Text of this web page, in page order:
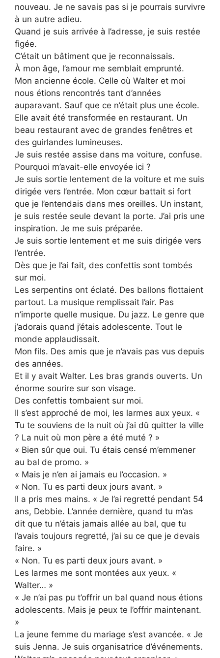
nouveau. Je ne savais pas si je pourrais survivre
à un autre adieu.
Quand je suis arrivée à l’adresse, je suis restée
figée.
C’était un bâtiment que je reconnaissais.
À mon âge, l’amour me semblait emprunté.
Mon ancienne école. Celle où Walter et moi
nous étions rencontrés tant d’années
auparavant. Sauf que ce n’était plus une école.
Elle avait été transformée en restaurant. Un
beau restaurant avec de grandes fenêtres et
des guirlandes lumineuses.
Je suis restée assise dans ma voiture, confuse.
Pourquoi m’avait-elle envoyée ici ?
Je suis sortie lentement de la voiture et me suis
dirigée vers l’entrée. Mon cœur battait si fort
que je l’entendais dans mes oreilles. Un instant,
je suis restée seule devant la porte. J’ai pris une
inspiration. Je me suis préparée.
Je suis sortie lentement et me suis dirigée vers
l’entrée.
Dès que je l’ai fait, des confettis sont tombés
sur moi.
Les serpentins ont éclaté. Des ballons flottaient
partout. La musique remplissait l’air. Pas
n’importe quelle musique. Du jazz. Le genre que
j’adorais quand j’étais adolescente. Tout le
monde applaudissait.
Mon fils. Des amis que je n’avais pas vus depuis
des années.
Et il y avait Walter. Les bras grands ouverts. Un
énorme sourire sur son visage.
Des confettis tombaient sur moi.
Il s’est approché de moi, les larmes aux yeux. «
Tu te souviens de la nuit où j’ai dû quitter la ville
? La nuit où mon père a été muté ? »
« Bien sûr que oui. Tu étais censé m’emmener
au bal de promo. »
« Mais je n’en ai jamais eu l’occasion. »
« Non. Tu es parti deux jours avant. »
Il a pris mes mains. « Je l’ai regretté pendant 54
ans, Debbie. L’année dernière, quand tu m’as
dit que tu n’étais jamais allée au bal, que tu
l’avais toujours regretté, j’ai su ce que je devais
faire. »
« Non. Tu es parti deux jours avant. »
Les larmes me sont montées aux yeux. «
Walter… »
« Je n’ai pas pu t’offrir un bal quand nous étions
adolescents. Mais je peux te l’offrir maintenant.
»
La jeune femme du mariage s’est avancée. « Je
suis Jenna. Je suis organisatrice d’événements.